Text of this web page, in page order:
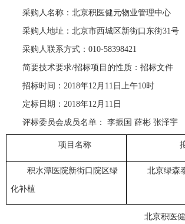
采购人名称：北京积医健元物业管理中心
采购人地址：北京市西城区新街口东街31号
采购人联系方式：010-58398421
简要技术要求/招标项目的性质：招标文件
招标时间：2018年12月11日上午10时
定标日期：2018年12月11日
评标委员会成员名单： 李振国 薛彬 张泽宇
项目名称
积水潭医院新街口院区绿
化补植
北京绿森
北京积医